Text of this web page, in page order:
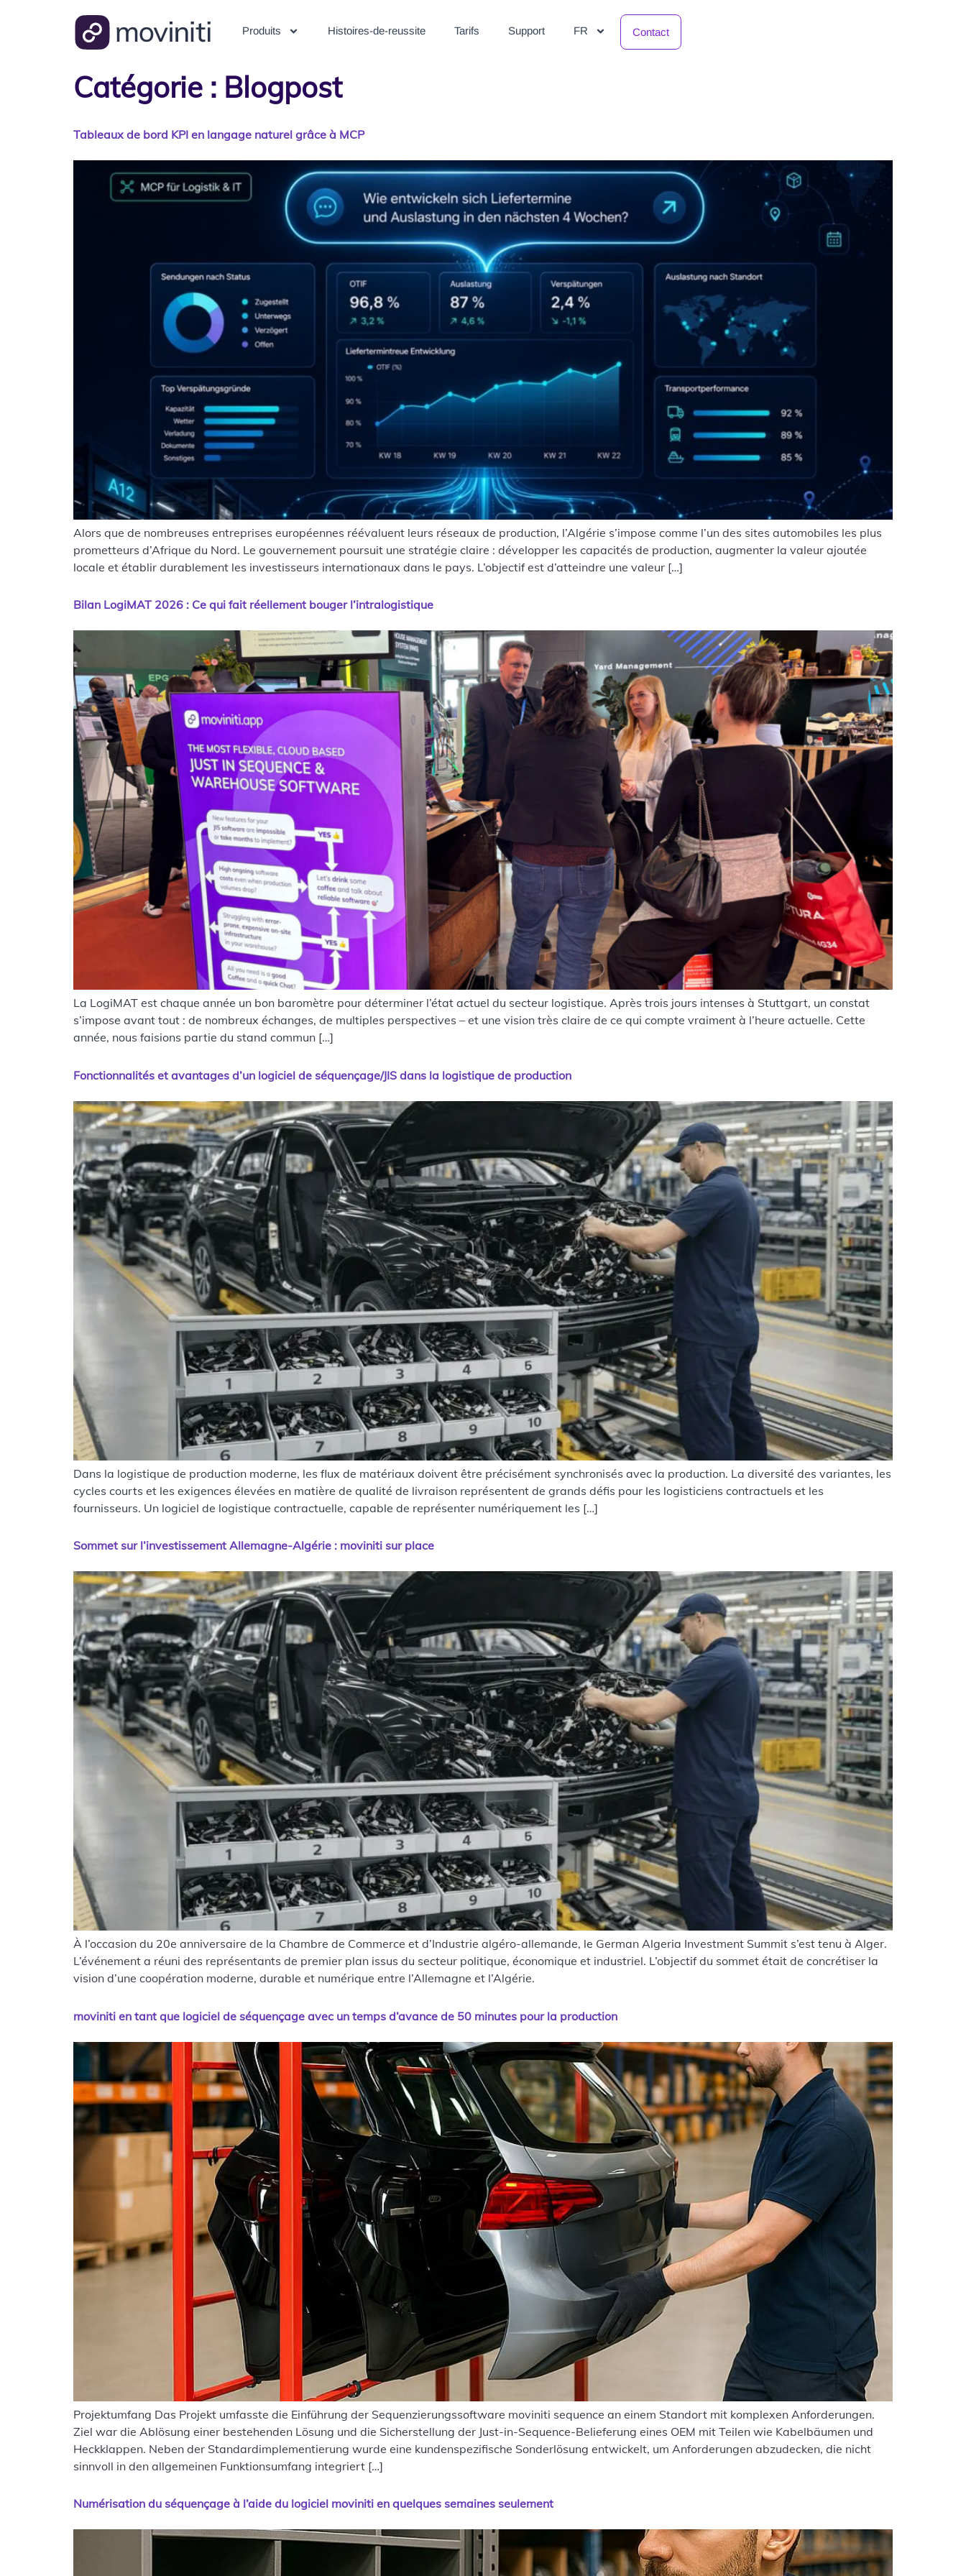
Produits Histoires-de-reussite Tarifs Support FR Contact
Catégorie : Blogpost
Tableaux de bord KPI en langage naturel grâce à MCP
Alors que de nombreuses entreprises européennes réévaluent leurs réseaux de production, l’Algérie s’impose comme l’un des sites automobiles les plus
prometteurs d’Afrique du Nord. Le gouvernement poursuit une stratégie claire : développer les capacités de production, augmenter la valeur ajoutée
locale et établir durablement les investisseurs internationaux dans le pays. L’objectif est d’atteindre une valeur […]
Bilan LogiMAT 2026 : Ce qui fait réellement bouger l’intralogistique
La LogiMAT est chaque année un bon baromètre pour déterminer l’état actuel du secteur logistique. Après trois jours intenses à Stuttgart, un constat
s’impose avant tout : de nombreux échanges, de multiples perspectives – et une vision très claire de ce qui compte vraiment à l’heure actuelle. Cette
année, nous faisions partie du stand commun […]
Fonctionnalités et avantages d’un logiciel de séquençage/JIS dans la logistique de production
Dans la logistique de production moderne, les flux de matériaux doivent être précisément synchronisés avec la production. La diversité des variantes, les
cycles courts et les exigences élevées en matière de qualité de livraison représentent de grands défis pour les logisticiens contractuels et les
fournisseurs. Un logiciel de logistique contractuelle, capable de représenter numériquement les […]
Sommet sur l’investissement Allemagne-Algérie : moviniti sur place
À l’occasion du 20e anniversaire de la Chambre de Commerce et d’Industrie algéro-allemande, le German Algeria Investment Summit s’est tenu à Alger.
L’événement a réuni des représentants de premier plan issus du secteur politique, économique et industriel. L’objectif du sommet était de concrétiser la
vision d’une coopération moderne, durable et numérique entre l’Allemagne et l’Algérie.
moviniti en tant que logiciel de séquençage avec un temps d’avance de 50 minutes pour la production
Projektumfang Das Projekt umfasste die Einführung der Sequenzierungssoftware moviniti sequence an einem Standort mit komplexen Anforderungen.
Ziel war die Ablösung einer bestehenden Lösung und die Sicherstellung der Just-in-Sequence-Belieferung eines OEM mit Teilen wie Kabelbäumen und
Heckklappen. Neben der Standardimplementierung wurde eine kundenspezifische Sonderlösung entwickelt, um Anforderungen abzudecken, die nicht
sinnvoll in den allgemeinen Funktionsumfang integriert […]
Numérisation du séquençage à l’aide du logiciel moviniti en quelques semaines seulement